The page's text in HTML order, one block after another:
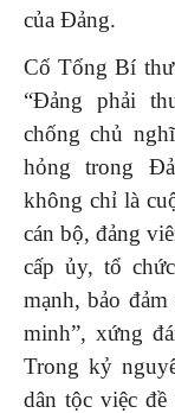
của Đảng.
Cố Tổng Bí
“Đảng phải
chống chủ
hỏng trong
không chỉ là
cán bộ, đảng
cấp ủy, tổ
mạnh, bảo
minh”, xứng
Trong kỷ
dân tộc việc